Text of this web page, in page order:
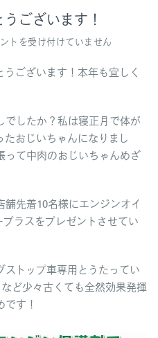
ございます！
トを受け付けていません
ございます！本年も宜しく
でしたか？私は寝正月で体が
おじいちゃんになりまし
って中肉のおじいちゃんめざ
先着10名様にエンジンオイ
ラスをプレゼントさせてい
トップ車専用とうたってい
ど少々古くても全然効果発揮
す！